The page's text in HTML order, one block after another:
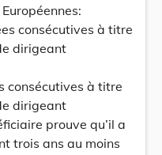
consécutives à titre
dirigeant
consécutives à titre
dirigeant
prouve qu’il a
trois ans au moins